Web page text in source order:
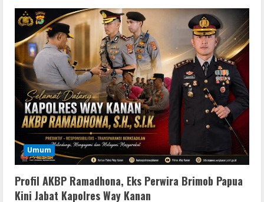
Umum
Profil AKBP Ramadhona, Eks Perwira Brimob Papua
Kini Jabat Kapolres Way Kanan